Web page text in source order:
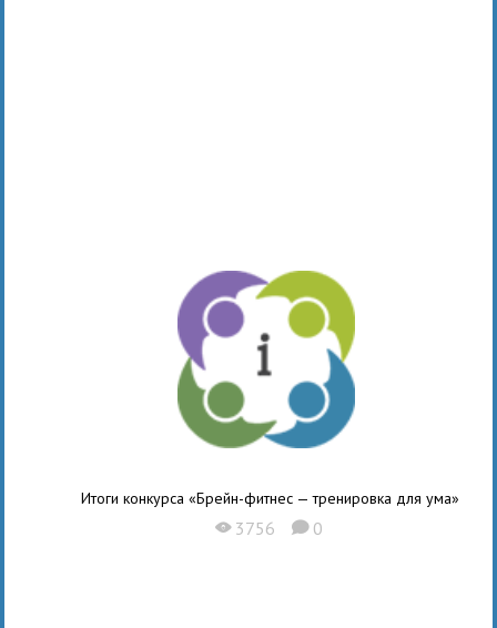
Итоги конкурса «Брейн-фитнес — тренировка для ума»
X 3756 K 0